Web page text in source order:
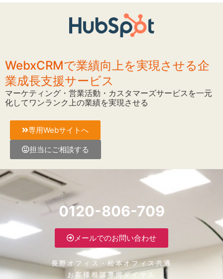
WebxCRMで業績向上を実現させる企
業成長支援サービス
マーケティング・営業活動・カスタマーズサービスを一元
化してワンランク上の業績を実現させる
専用Webサイトへ
担当にご相談する
0120-806-709
メールでのお問い合わせ
長野オフィス・松本オフィス共通
お客様相談専用ダイヤル